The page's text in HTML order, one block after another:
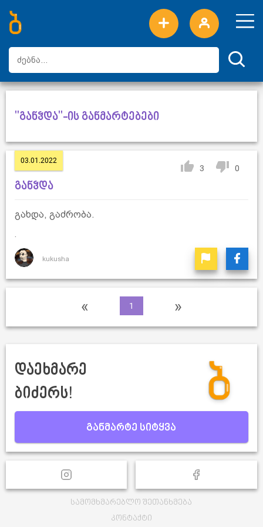
ახალი სიტყვები
ტოპ სიტყვები
დღის ტოპ სიტყვები
ტოპ მომხმარებლები
"განჴდა"-ის განმარტებები
03.01.2022
3 0
განჴდა
გახდა, გაძრობა.
kukusha
« 1 »
დაეხმარე
ბიძერს!
განმარტე სიტყვა
სამომხმარებლო შეთანხმება
კონტაქტი